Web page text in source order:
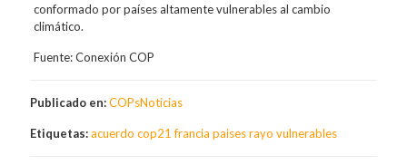
conformado por países altamente vulnerables al cambio
climático.
Fuente: Conexión COP
Publicado en:COPsNoticias
Etiquetas:acuerdo cop21 francia paisesrayo vulnerables